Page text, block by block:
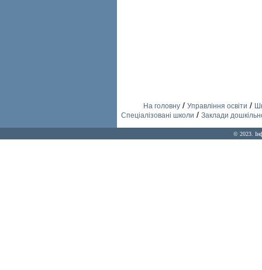
На головну/ Управління освіти /
Спеціалізовані школи / Заклади
© 2023.